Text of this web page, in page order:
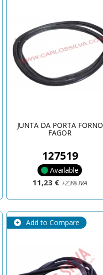
JUNTA DA PORTA FORNO
FAGOR
127519
Available
11,23 € +23% IVA
Add to Compare